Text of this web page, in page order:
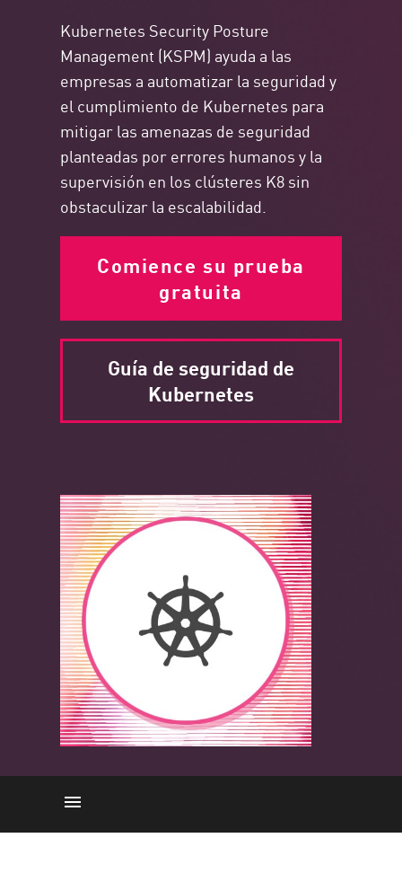
Kubernetes Security Posture
Management (KSPM) ayuda a las
empresas a automatizar la seguridad y
el cumplimiento de Kubernetes para
mitigar las amenazas de seguridad
planteadas por errores humanos y la
supervisión en los clústeres K8 sin
obstaculizar la escalabilidad.
Comience su prueba
gratuita
Guía de seguridad de
Kubernetes